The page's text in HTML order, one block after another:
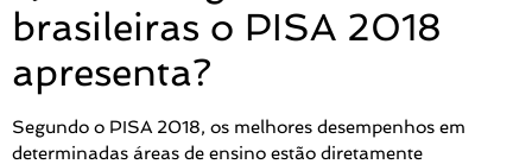
brasileiras o PISA 2018
apresenta?
Segundo o PISA 2018, os melhores desempenhos em
determinadas áreas de ensino estão diretamente